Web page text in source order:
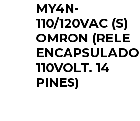
MY4N-
110/120VAC (S)
OMRON (RELE
ENCAPSULADO
110VOLT. 14
PINES)
elección más adecuada